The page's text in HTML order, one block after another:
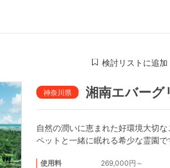
検討リストに追加
神奈川県 湘南エバーグ
自然の潤いに恵まれた好環境大切
ペットと一緒に眠れる希少な霊園
使用料
269,000円～